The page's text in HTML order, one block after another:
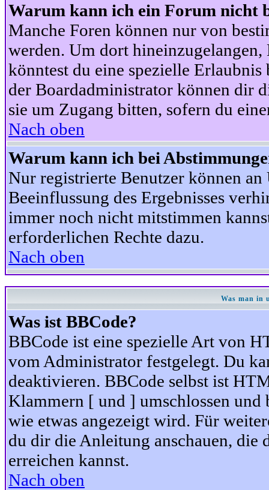
Warum kann ich ein Forum nicht
Manche Foren können nur von
werden. Um dort hineinzugelangen,
könntest du eine spezielle
der Boardadministrator können dir
sie um Zugang bitten, sofern du
Nach oben
Warum kann ich bei
Nur registrierte Benutzer können
Beeinflussung des Ergebnisses
immer noch nicht mitstimmen
erforderlichen Rechte dazu.
Nach oben
Was man in
Was ist BBCode?
BBCode ist eine spezielle Art von
vom Administrator festgelegt. Du
deaktivieren. BBCode selbst ist
Klammern [ und ] umschlossen
wie etwas angezeigt wird. Für
du dir die Anleitung anschauen, die
erreichen kannst.
Nach oben